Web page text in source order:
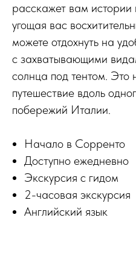
расскажет вам истории
угощая вас
можете отдохнуть на
с захватывающими
солнца под тентом. Это
путешествие вдоль
побережий Италии.
Начало в Сорренто
Доступно ежедневно
Экскурсия с гидом
2-часовая экскурсия
Английский язык